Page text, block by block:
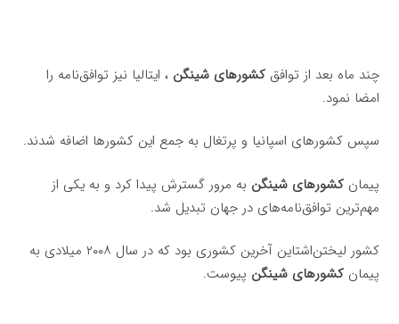
چند ماه بعد از توافقکشورهای شینگن، ایتالیا نیز توافق‌نامه را
امضا نمود.
سپس کشورهای اسپانیا و پرتغال به جمع این کشورها اضافه شدند.
پیمانکشورهای شینگن به مرور گسترش پیدا کرد و به یکی از
مهم‌ترین توافق‌نامه‌های در جهان تبدیل شد.
کشور لیختن‌اشتاین آخرین کشوری بود که در سال ۲۰۰۸ میلادی به
پیمانکشورهای شینگن پیوست.